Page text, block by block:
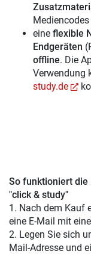
eine flexible
Endgeräten
offline. Die
Verwendung
study.de
So funktioniert die
"click & study"
1. Nach dem Kauf
eine E-Mail mit
2. Legen Sie sich
Mail-Adresse und